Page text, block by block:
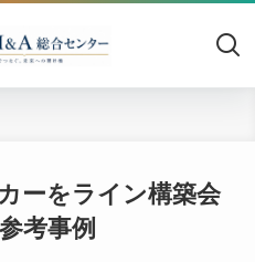
機械
ーをライン構築会
考事例